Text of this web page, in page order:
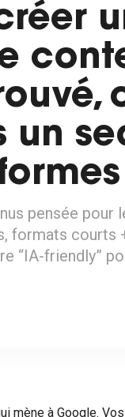
un
pensée pour
formats courts
“IA-friendly”
mène à Google.